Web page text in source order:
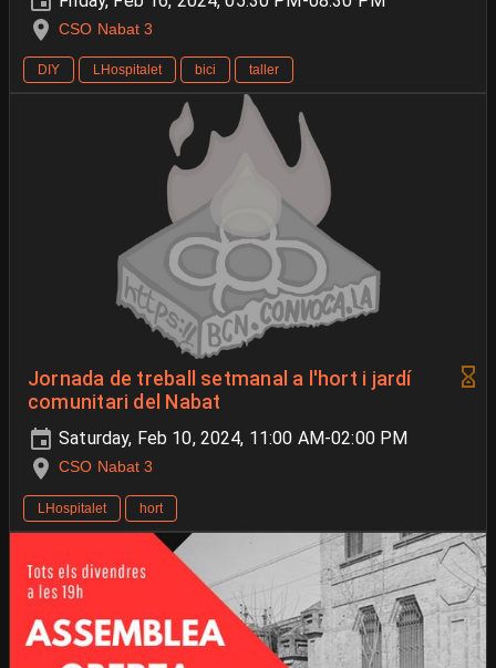
CSO Nabat 3
DIY LHospitalet bici taller
Jornada de treball setmanal a l'hort i jardí
comunitari del Nabat
Saturday, Feb 10, 2024, 11:00 AM-02:00 PM
CSO Nabat 3
LHospitalet hort